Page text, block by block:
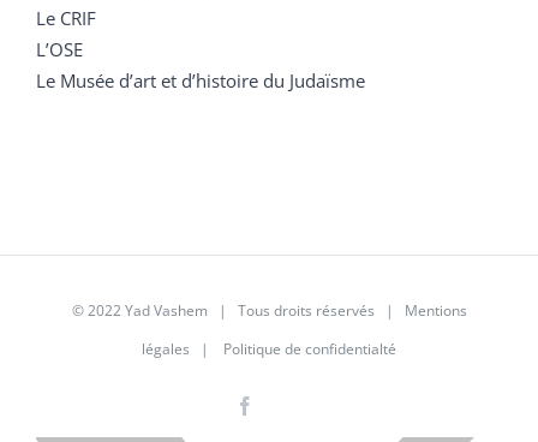
Le CRIF
L’OSE
Le Musée d’art et d’histoire du Judaïsme
© 2022 Yad Vashem | Tous droits réservés | Mentions
légales | Politique de confidentialté